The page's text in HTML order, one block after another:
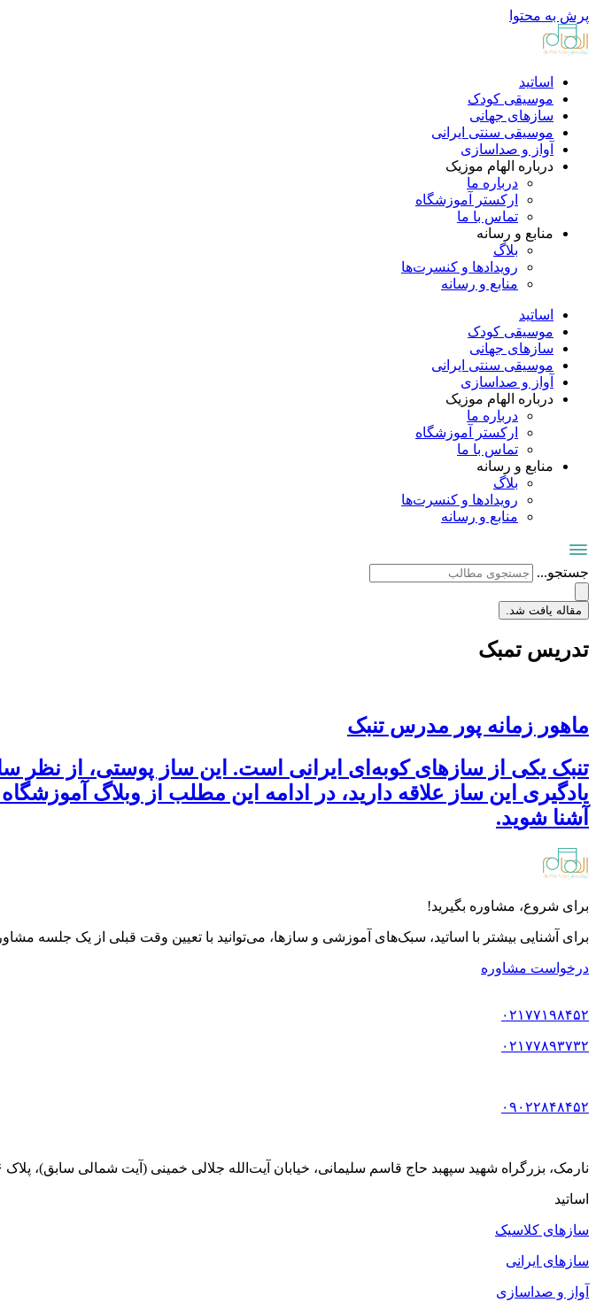
پرش به محتوا
اساتید
موسیقی کودک
سازهای جهانی
موسیقی سنتی ایرانی
آواز و صداسازی
درباره الهام موزیک
درباره ما
ارکستر آموزشگاه
تماس با ما
منابع و رسانه
بلاگ
رویدادها و کنسرت‌ها
منابع و رسانه
اساتید
موسیقی کودک
سازهای جهانی
موسیقی سنتی ایرانی
آواز و صداسازی
درباره الهام موزیک
درباره ما
ارکستر آموزشگاه
تماس با ما
منابع و رسانه
بلاگ
رویدادها و کنسرت‌ها
منابع و رسانه
جستجو...
مقاله یافت شد.
تدریس تمبک
ماهور زمانه پور مدرس تنبک
تنبک یکی از سازهای کوبه‌ای ایرانی است. این ساز پوستی، از
یادگیری این ساز علاقه دارید، در ادامه این مطلب از وبلاگ
آشنا شوید.
برای شروع، مشاوره بگیرید!
برای آشنایی بیشتر با اساتید، سبک‌های آموزشی و سازها، می‌توانید با تعیین وقت قبلی از یک جلسه
درخواست مشاوره
۰۲۱۷۷۱۹۸۴۵۲
۰۲۱۷۷۸۹۳۷۳۲
۰۹۰۲۲۸۴۸۴۵۲
نارمک، بزرگراه شهید سپهبد حاج قاسم سلیمانی، خیابان آیت‌الله جلالی خمینی (آیت شمالی سابق)، پلاک ۸۵۶، ساختمان نارستان، طبقه ۲
اساتید
سازهای کلاسیک
سازهای ایرانی
آواز و صداسازی